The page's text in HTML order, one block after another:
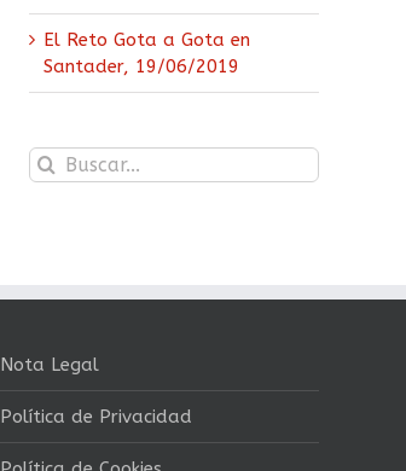
El Reto Gota a Gota en
Santader, 19/06/2019
Buscar:
Nota Legal
Política de Privacidad